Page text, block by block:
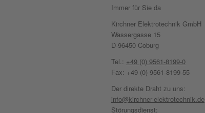
Immer für Sie da
Kirchner Elektrotechnik GmbH
Wassergasse 15
D-96450 Coburg
Tel.: +49 (0) 9561-8199-0
Fax: +49 (0) 9561-8199-55
Der direkte Draht zu uns:
info@kirchner-elektrotechnik.de
Störungsdienst: